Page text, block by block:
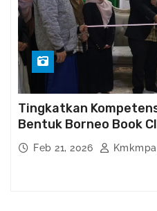
Tingkatkan
Bentuk Borneo Book
ClubFeb 21, 2026